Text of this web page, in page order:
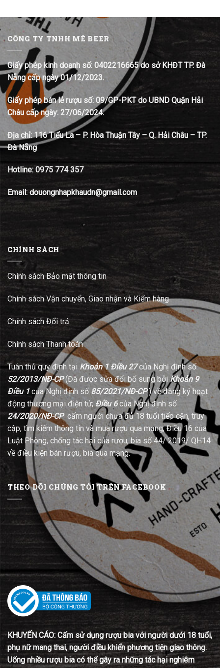
CÔNG TY TNHH MÊ BEER
Giấy phép kinh doanh số: 0402216665 do sở KHĐT TP. Đà
Nẵng cấp ngày 01/12/2023.
Giấy phép bán lẻ rượu số: 09/GP-PKT do UBND Quận Hải
Châu cấp ngày: 27/06/2024.
Địa chỉ: 116 Tiểu La – P. Hòa Thuận Tây – Q. Hải Châu – TP.
Đà Nẵng
Hotline: 0975 774 357
Email: douongnhapkhaudn@gmail.com
CHÍNH SÁCH
Chính sách Bảo mật thông tin
Chính sách Vận chuyển, Giao nhận và Kiểm hàng
Chính sách Đổi trả
Chính sách Thanh toán
Tuân thủ quy định tại Khoản 1 Điều 27của Nghị định số
52/2013/NĐ-CP(Đã được sửa đổi bổ sung bởi Khoản 9
Điều 1của Nghị định số 85/2021/NĐ-CP) về đăng ký hoạt
động thương mại điện tử; Điều 6của Nghị định số
24/2020/NĐ-CPcấm người chưa đủ 18 tuổi tiếp cận, truy
cập, tìm kiếm thông tin và mua rượu qua mạng; Điều 16 của
Luật Phòng, chống tác hại của rượu, bia số 44/ 2019/ QH14
về điều kiện bán rượu, bia qua mạng.
THEO DÕI CHÚNG TÔI TRÊN FACEBOOK
KHUYẾN CÁO: Cấm sử dụng rượu bia với người dưới 18 tuổi,
phụ nữ mang thai, người điều khiển phương tiện giao thông.
Uống nhiều rượu bia có thể gây ra những tác hại nghiêm